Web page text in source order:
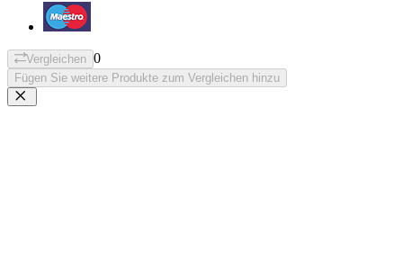
Vergleichen 0
Fügen Sie weitere Produkte zum Vergleichen hinzu